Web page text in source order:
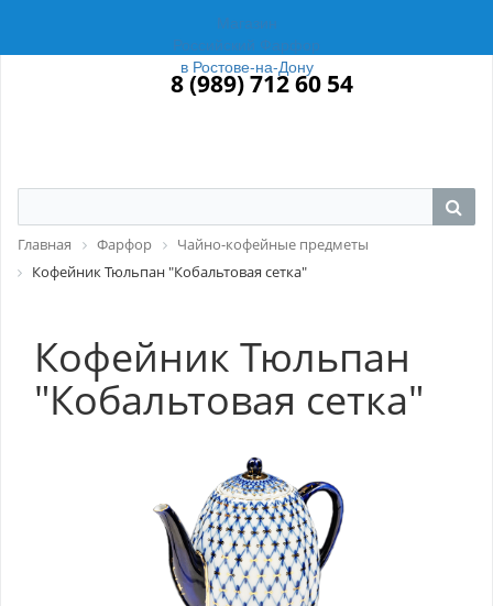
Магазин
Российский Фарфор
в Ростове-на-Дону
8 (989) 712 60 54
Главная Фарфор
Чайно-кофейные предметы
Кофейник Тюльпан "Кобальтовая сетка"
Кофейник Тюльпан
"Кобальтовая сетка"